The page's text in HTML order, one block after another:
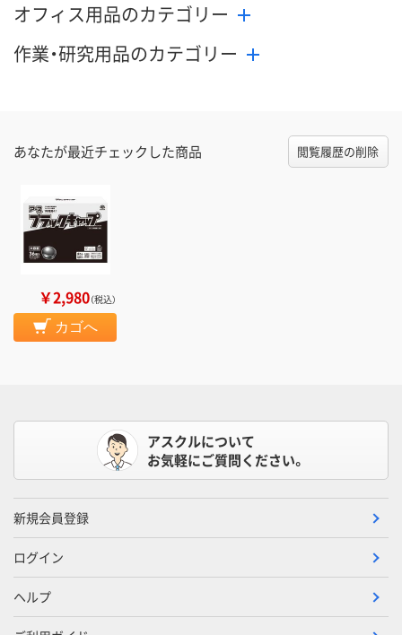
オフィス用品のカテゴリー
作業・研究用品のカテゴリー
あなたが最近チェックした商品 閲覧履歴の削除
￥2,980（税込）
カゴへ
アスクルについて
お気軽にご質問ください。
新規会員登録
ログイン
ヘルプ